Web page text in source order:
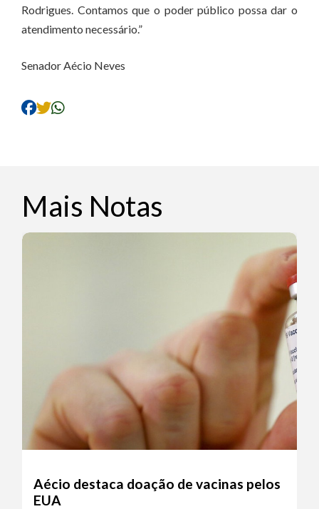
Rodrigues. Contamos que o poder público possa dar o
atendimento necessário.”
Senador Aécio Neves
Mais Notas
Aécio destaca doação de vacinas pelos
EUA